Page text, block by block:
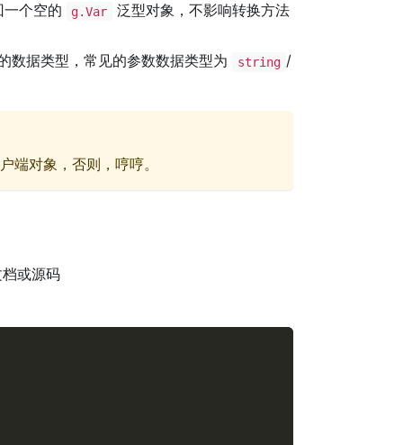
个空的 g.Var 泛型对象，不影响转换方法
数据类型，常见的参数数据类型为 string /
端对象，否则，哼哼。
或源码